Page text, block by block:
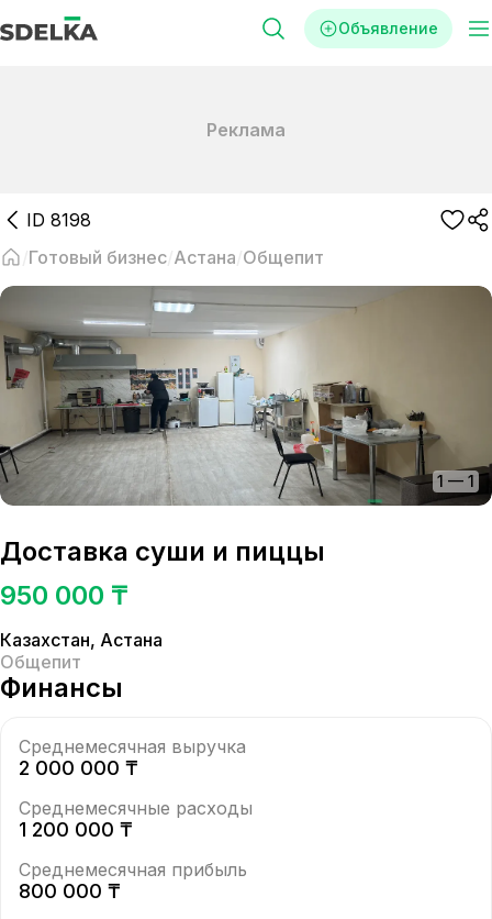
Объявление
Реклама
ID 8198
Готовый бизнес Астана Общепит
1 — 1
Доставка суши и пиццы
950 000 ₸
Казахстан, Астана
Общепит
Финансы
Среднемесячная выручка
2 000 000 ₸
Среднемесячные расходы
1 200 000 ₸
Среднемесячная прибыль
800 000 ₸